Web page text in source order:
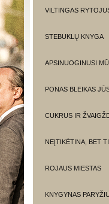
VILTINGAS
STEBUKLŲ KNYGA
APSINUOGINUSI
PONAS BLEIKAS
CUKRUS IR
NEĮTIKĖTINA, BET
ROJAUS MIESTAS
KNYGYNAS